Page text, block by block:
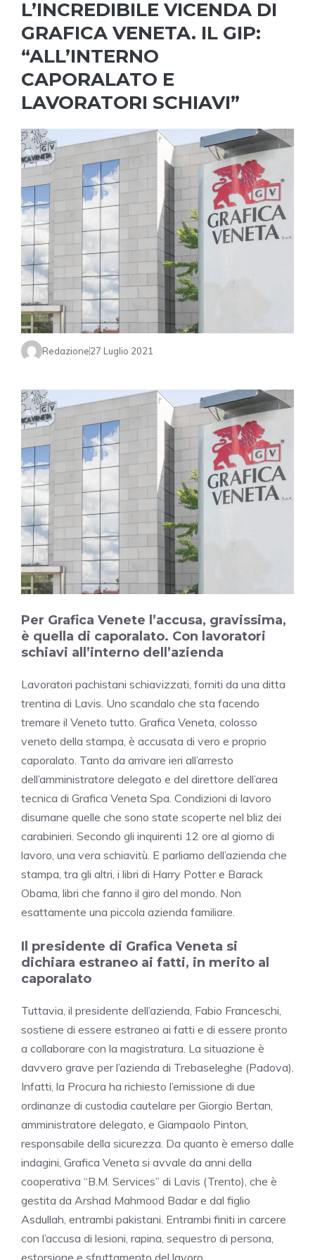
L’INCREDIBILE VICENDA DI
GRAFICA VENETA. IL GIP:
“ALL’INTERNO
CAPORALATO E
LAVORATORI SCHIAVI”
Redazione27 Luglio 2021
Per Grafica Venete l’accusa, gravissima,
è quella di caporalato. Con lavoratori
schiavi all’interno dell’azienda
Lavoratori pachistani schiavizzati, forniti da una ditta
trentina di Lavis. Uno scandalo che sta facendo
tremare il Veneto tutto. Grafica Veneta, colosso
veneto della stampa, è accusata di vero e proprio
caporalato. Tanto da arrivare ieri all’arresto
dell’amministratore delegato e del direttore dell’area
tecnica di Grafica Veneta Spa. Condizioni di lavoro
disumane quelle che sono state scoperte nel bliz dei
carabinieri. Secondo gli inquirenti 12 ore al giorno di
lavoro, una vera schiavitù. E parliamo dell’azienda che
stampa, tra gli altri, i libri di Harry Potter e Barack
Obama, libri che fanno il giro del mondo. Non
esattamente una piccola azienda familiare.
Il presidente di Grafica Veneta si
dichiara estraneo ai fatti, in merito al
caporalato
Tuttavia, il presidente dell’azienda, Fabio Franceschi,
sostiene di essere estraneo ai fatti e di essere pronto
a collaborare con la magistratura. La situazione è
davvero grave per l’azienda di Trebaseleghe (Padova).
Infatti, la Procura ha richiesto l’emissione di due
ordinanze di custodia cautelare per Giorgio Bertan,
amministratore delegato, e Giampaolo Pinton,
responsabile della sicurezza. Da quanto è emerso dalle
indagini, Grafica Veneta si avvale da anni della
cooperativa “B.M. Services” di Lavis (Trento), che è
gestita da Arshad Mahmood Badar e dal figlio
Asdullah, entrambi pakistani. Entrambi finiti in carcere
con l’accusa di lesioni, rapina, sequestro di persona,